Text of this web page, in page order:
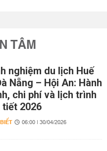
TÂM
nghiệm du lịch Huế
Nẵng – Hội An: Hành
chi phí và lịch trình
tiết 2026
06:00 | 30/04/2026